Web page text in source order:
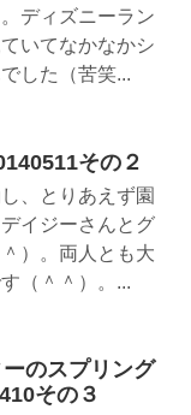
ディズニーラン
いてなかなかシ
した（苦笑...
その２
、とりあえず園
イジーさんとグ
）。両人とも大
（＾＾）。...
のスプリング
その３